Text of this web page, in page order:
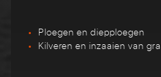
Ploegen en diepploegen
Kilveren en inzaaien van